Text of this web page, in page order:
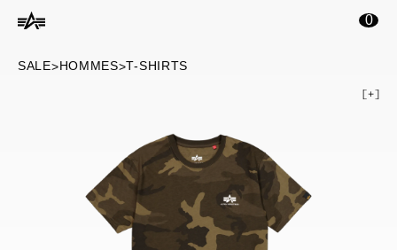
principal 0
SALE>HOMMES>T-SHIRTS